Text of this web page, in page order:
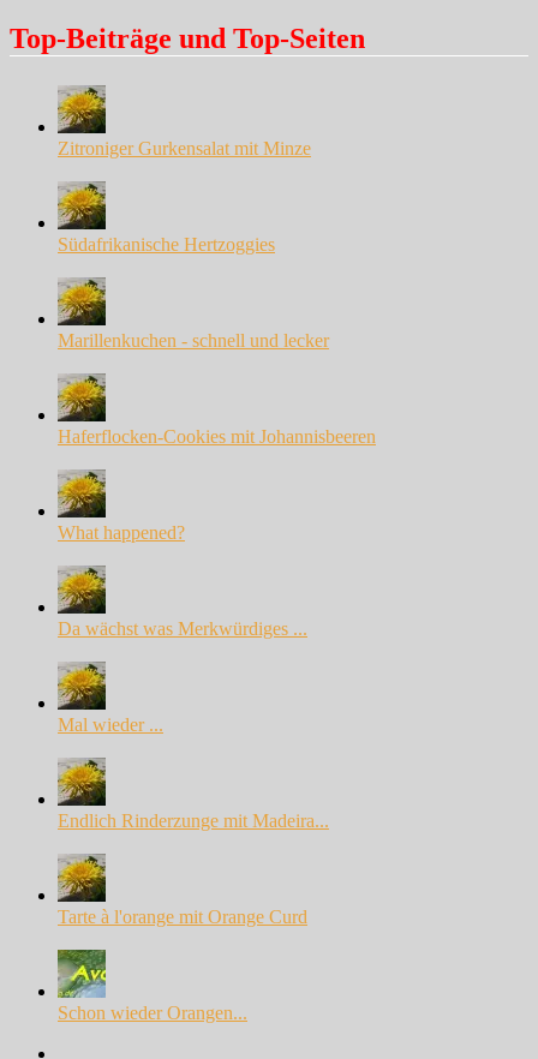
Top-Beiträge und Top-Seiten
Zitroniger Gurkensalat mit Minze
Südafrikanische Hertzoggies
Marillenkuchen - schnell und lecker
Haferflocken-Cookies mit Johannisbeeren
What happened?
Da wächst was Merkwürdiges ...
Mal wieder ...
Endlich Rinderzunge mit Madeira...
Tarte à l'orange mit Orange Curd
Schon wieder Orangen...